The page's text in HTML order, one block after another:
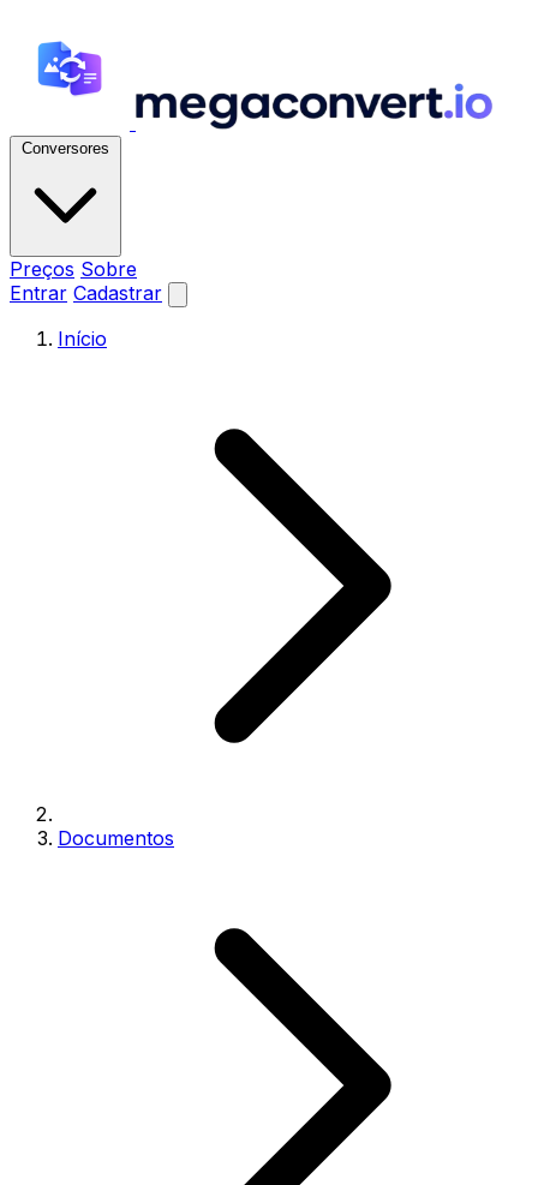
Conversores
Preços Sobre
Entrar Cadastrar
Início
Documentos